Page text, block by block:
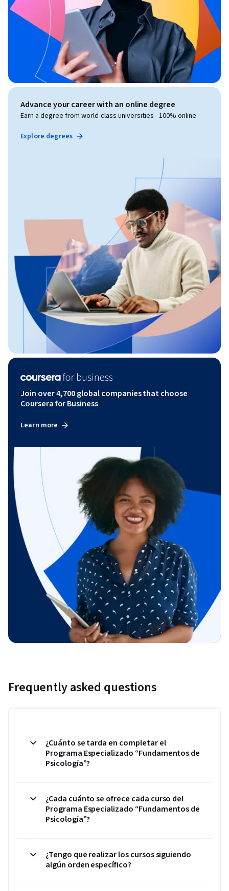
Advance your career with an online degree
Earn a degree from world-class universities - 100% online
Explore degrees
Join over 4,700 global companies that choose
Coursera for Business
Learn more
Frequently asked questions
¿Cuánto se tarda en completar el
Programa Especializado “Fundamentos de
Psicología”?
¿Cada cuánto se ofrece cada curso del
Programa Especializado “Fundamentos de
Psicología”?
¿Tengo que realizar los cursos siguiendo
algún orden específico?